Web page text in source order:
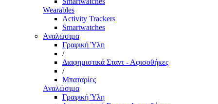
Wearables
Activity Trackers
Smartwatches
Αναλώσιμα
Γραφική Ύλη
/
Διαφημιστικά Σταντ - Αφισοθήκες
/
Μπαταρίες
Αναλώσιμα
Γραφική Ύλη